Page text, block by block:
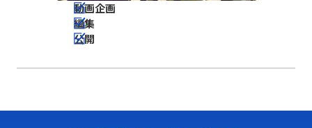
動画企画
編集
公開